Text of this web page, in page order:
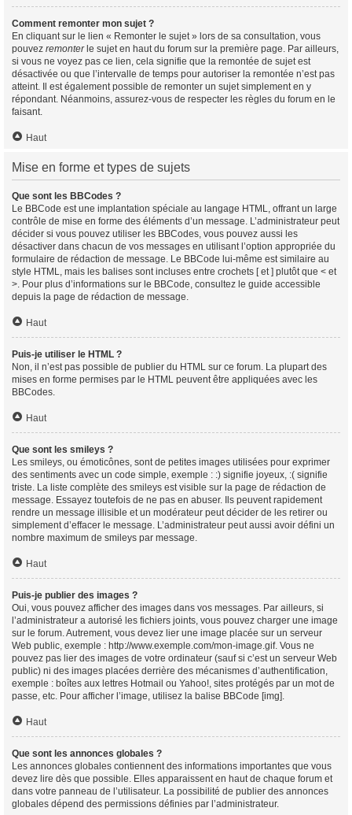
Comment remonter mon sujet ?
En cliquant sur le lien « Remonter le sujet » lors de sa consultation, vous
pouvez remonterle sujet en haut du forum sur la première page. Par ailleurs,
si vous ne voyez pas ce lien, cela signifie que la remontée de sujet est
désactivée ou que l’intervalle de temps pour autoriser la remontée n’est pas
atteint. Il est également possible de remonter un sujet simplement en y
répondant. Néanmoins, assurez-vous de respecter les règles du forum en le
faisant.
Haut
Mise en forme et types de sujets
Que sont les BBCodes ?
Le BBCode est une implantation spéciale au langage HTML, offrant un large
contrôle de mise en forme des éléments d’un message. L’administrateur peut
décider si vous pouvez utiliser les BBCodes, vous pouvez aussi les
désactiver dans chacun de vos messages en utilisant l’option appropriée du
formulaire de rédaction de message. Le BBCode lui-même est similaire au
style HTML, mais les balises sont incluses entre crochets [ et ] plutôt que < et
>. Pour plus d’informations sur le BBCode, consultez le guide accessible
depuis la page de rédaction de message.
Haut
Puis-je utiliser le HTML ?
Non, il n’est pas possible de publier du HTML sur ce forum. La plupart des
mises en forme permises par le HTML peuvent être appliquées avec les
BBCodes.
Haut
Que sont les smileys ?
Les smileys, ou émoticônes, sont de petites images utilisées pour exprimer
des sentiments avec un code simple, exemple : :) signifie joyeux, :( signifie
triste. La liste complète des smileys est visible sur la page de rédaction de
message. Essayez toutefois de ne pas en abuser. Ils peuvent rapidement
rendre un message illisible et un modérateur peut décider de les retirer ou
simplement d’effacer le message. L’administrateur peut aussi avoir défini un
nombre maximum de smileys par message.
Haut
Puis-je publier des images ?
Oui, vous pouvez afficher des images dans vos messages. Par ailleurs, si
l’administrateur a autorisé les fichiers joints, vous pouvez charger une image
sur le forum. Autrement, vous devez lier une image placée sur un serveur
Web public, exemple : http://www.exemple.com/mon-image.gif. Vous ne
pouvez pas lier des images de votre ordinateur (sauf si c’est un serveur Web
public) ni des images placées derrière des mécanismes d’authentification,
exemple : boîtes aux lettres Hotmail ou Yahoo!, sites protégés par un mot de
passe, etc. Pour afficher l’image, utilisez la balise BBCode [img].
Haut
Que sont les annonces globales ?
Les annonces globales contiennent des informations importantes que vous
devez lire dès que possible. Elles apparaissent en haut de chaque forum et
dans votre panneau de l’utilisateur. La possibilité de publier des annonces
globales dépend des permissions définies par l’administrateur.